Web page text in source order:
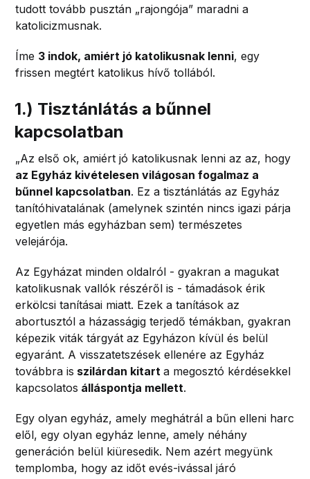
tudott tovább pusztán „rajongója” maradni a
katolicizmusnak.
Íme 3 indok, amiért jó katolikusnak lenni, egy
frissen megtért katolikus hívő tollából.
1.) Tisztánlátás a bűnnel
kapcsolatban
„Az első ok, amiért jó katolikusnak lenni az az, hogy
az Egyház kivételesen világosan fogalmaz a
bűnnel kapcsolatban. Ez a tisztánlátás az Egyház
tanítóhivatalának (amelynek szintén nincs igazi párja
egyetlen más egyházban sem) természetes
velejárója.
Az Egyházat minden oldalról - gyakran a magukat
katolikusnak vallók részéről is - támadások érik
erkölcsi tanításai miatt. Ezek a tanítások az
abortusztól a házasságig terjedő témákban, gyakran
képezik viták tárgyát az Egyházon kívül és belül
egyaránt. A visszatetszések ellenére az Egyház
továbbra is szilárdan kitarta megosztó kérdésekkel
kapcsolatos álláspontja mellett.
Egy olyan egyház, amely meghátrál a bűn elleni harc
elől, egy olyan egyház lenne, amely néhány
generáción belül kiüresedik. Nem azért megyünk
templomba, hogy az időt evés-ivással járó